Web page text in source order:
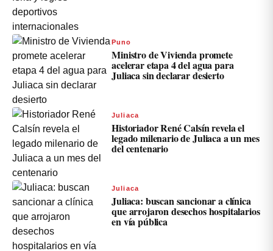
Puno
Ministro de Vivienda promete
acelerar etapa 4 del agua para
Juliaca sin declarar desierto
Juliaca
Historiador René Calsín revela el
legado milenario de Juliaca a un mes
del centenario
Juliaca
Juliaca: buscan sancionar a clínica
que arrojaron desechos hospitalarios
en vía pública